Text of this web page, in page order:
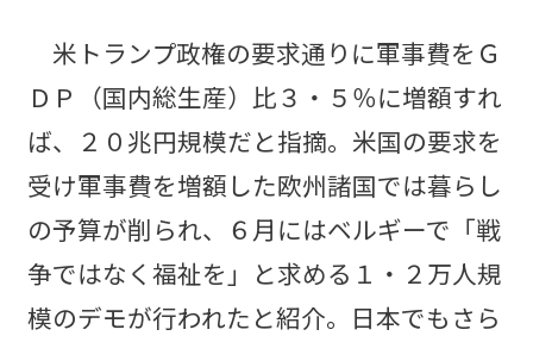
米トランプ政権の要求通りに軍事費をＧ
ＤＰ（国内総生産）比３・５％に増額すれ
ば、２０兆円規模だと指摘。米国の要求を
受け軍事費を増額した欧州諸国では暮らし
の予算が削られ、６月にはベルギーで「戦
争ではなく福祉を」と求める１・２万人規
模のデモが行われたと紹介。日本でもさら